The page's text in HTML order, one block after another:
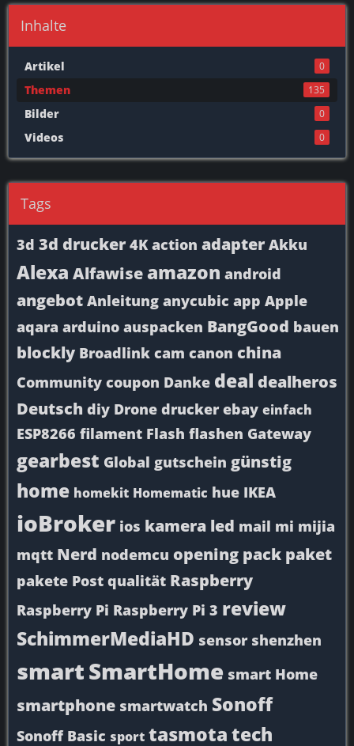
Inhalte
Artikel 0
Themen 135
Bilder 0
Videos 0
Tags
3d 3d drucker 4K action adapter Akku
Alexa Alfawiseamazon android
angebot Anleitung anycubic app Apple
aqara arduino auspacken BangGood bauen
blockly Broadlink cam canon china
Community coupon Danke deal dealheros
Deutsch diy Drone drucker ebay einfach
ESP8266 filament Flash flashen Gateway
gearbest Global gutschein günstig
home homekit Homematic hue IKEA
ioBroker ios kamera led mail mi mijia
mqtt Nerd nodemcu opening pack paket
pakete Post qualität Raspberry
Raspberry Pi Raspberry Pi 3 review
SchimmerMediaHD sensor shenzhen
smartSmartHome smart Home
smartphone smartwatch Sonoff
Sonoff Basic sport tasmotatech